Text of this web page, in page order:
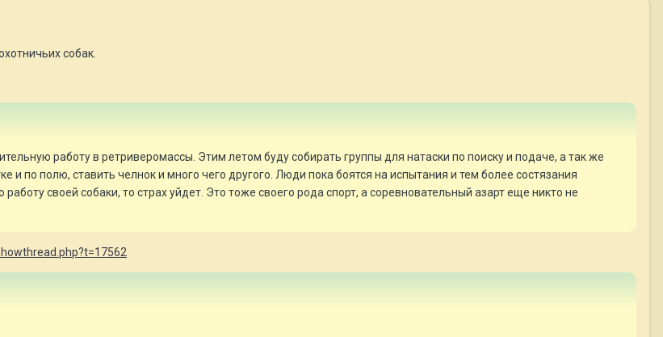
собак.
работу в ретриверомассы. Этим летом буду собирать группы для натаски по поиску и подаче, а так же
и по полю, ставить челнок и много чего другого. Люди пока боятся на испытания и тем более состязания
своей собаки, то страх уйдет. Это тоже своего рода спорт, а соревновательный азарт еще никто не